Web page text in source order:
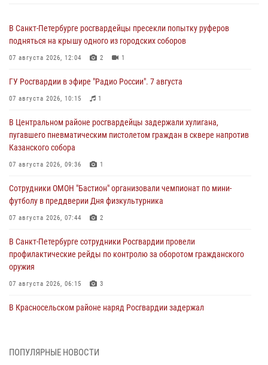
В Санкт-Петербурге росгвардейцы пресекли попытку руферов
подняться на крышу одного из городских соборов
07 августа 2026, 12:04 2 1
ГУ Росгвардии в эфире "Радио России". 7 августа
07 августа 2026, 10:15 1
В Центральном районе росгвардейцы задержали хулигана,
пугавшего пневматическим пистолетом граждан в сквере напротив
Казанского собора
07 августа 2026, 09:36 1
Сотрудники ОМОН "Бастион" организовали чемпионат по мини-
футболу в преддверии Дня физкультурника
07 августа 2026, 07:44 2
В Санкт-Петербурге сотрудники Росгвардии провели
профилактические рейды по контролю за оборотом гражданского
оружия
07 августа 2026, 06:15 3
В Красносельском районе наряд Росгвардии задержал
06 августа 2026, 13:39 1
ПОПУЛЯРНЫЕ НОВОСТИ